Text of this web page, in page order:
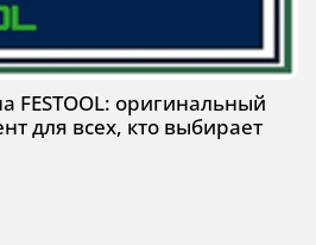
FESTOOL: оригинальный
для всех, кто выбирает